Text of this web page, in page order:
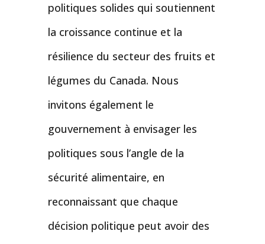
politiques solides qui soutiennent
la croissance continue et la
résilience du secteur des fruits et
légumes du Canada. Nous
invitons également le
gouvernement à envisager les
politiques sous l’angle de la
sécurité alimentaire, en
reconnaissant que chaque
décision politique peut avoir des